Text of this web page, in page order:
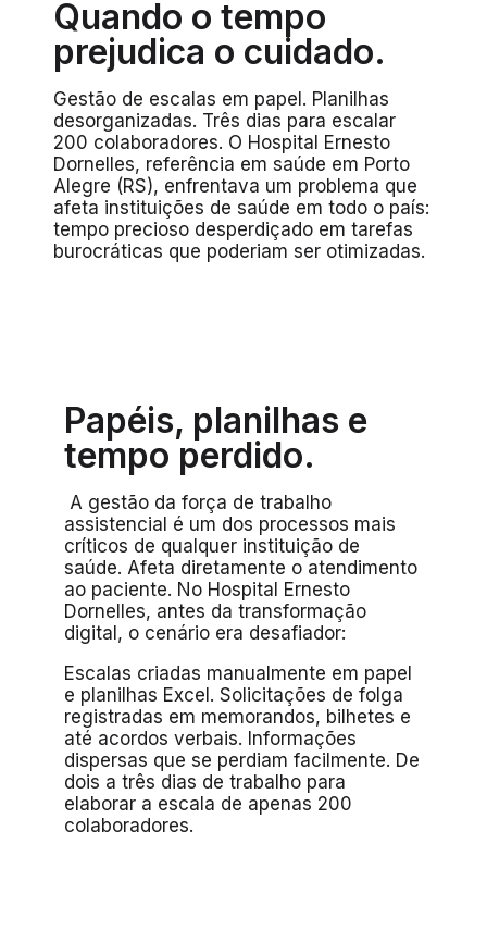
Quando o tempo
prejudica o cuidado.
Gestão de escalas em papel. Planilhas
desorganizadas. Três dias para escalar
200 colaboradores. O Hospital Ernesto
Dornelles, referência em saúde em Porto
Alegre (RS), enfrentava um problema que
afeta instituições de saúde em todo o país:
tempo precioso desperdiçado em tarefas
burocráticas que poderiam ser otimizadas.
Papéis, planilhas e
tempo perdido.
A gestão da força de trabalho
assistencial é um dos processos mais
críticos de qualquer instituição de
saúde. Afeta diretamente o atendimento
ao paciente. No Hospital Ernesto
Dornelles, antes da transformação
digital, o cenário era desafiador:
Escalas criadas manualmente em papel
e planilhas Excel. Solicitações de folga
registradas em memorandos, bilhetes e
até acordos verbais. Informações
dispersas que se perdiam facilmente. De
dois a três dias de trabalho para
elaborar a escala de apenas 200
colaboradores.